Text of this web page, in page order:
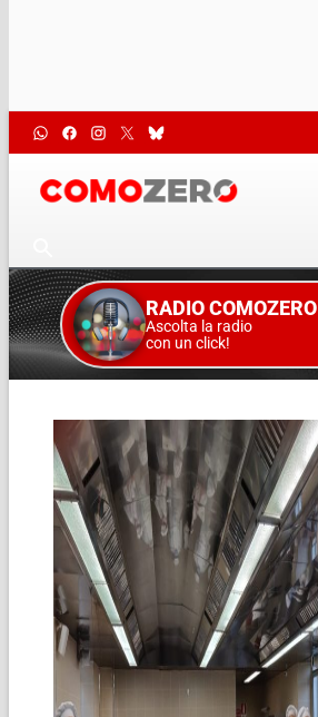
RADIO COMOZERO
Ascolta la radio
con un click!